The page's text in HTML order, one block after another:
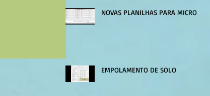
NOVAS PLANILHAS PARA MICRO
EMPOLAMENTO DE SOLO